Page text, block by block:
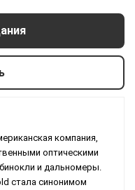
компания,
оптическими
и дальномеры.
стала синонимом